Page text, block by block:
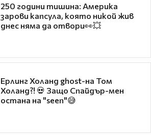
250 години тишина: Америка
зарови капсула, която никой жив
днес няма да отвори👀💥
Ерлинг Холанд ghost-на Том
Холанд?! 💀 Защо Спайдър-мен
остана на "seen"😅